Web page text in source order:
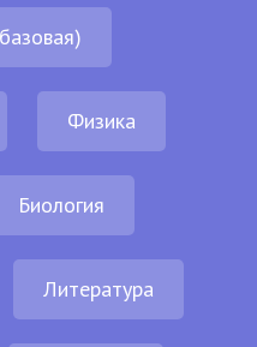
Физика
Биология
Литература